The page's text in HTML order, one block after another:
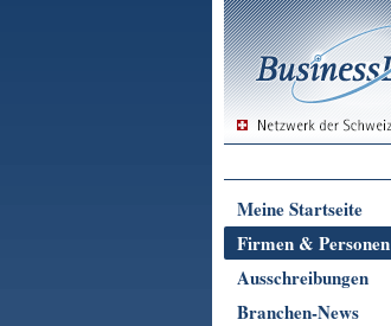
Meine Startseite
Firmen & Personen
Ausschreibungen
Branchen-News